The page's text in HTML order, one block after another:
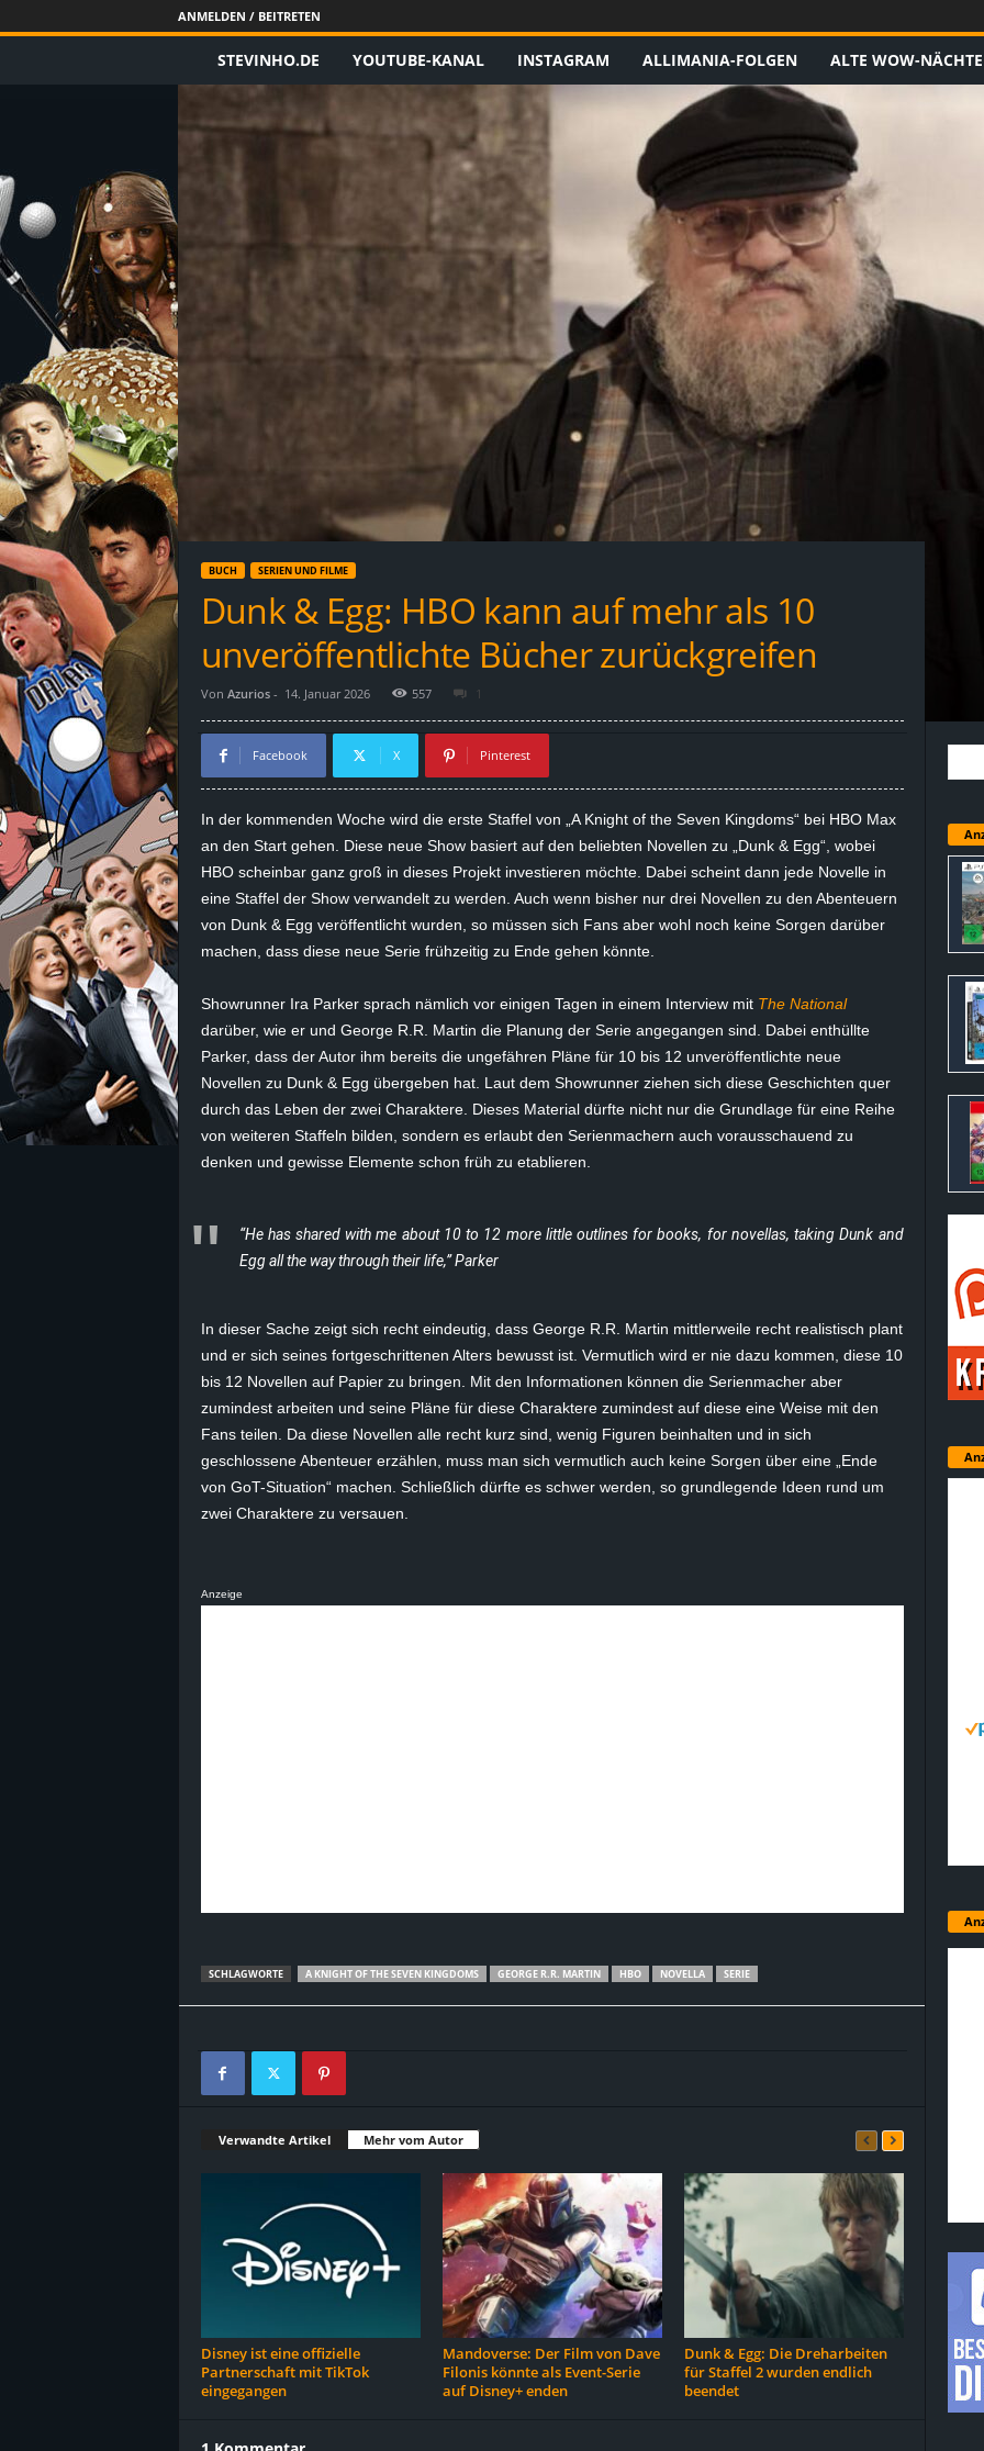
ANMELDEN / BEITRETEN
e
i
n
s
g
z
e
c
t
e
r
B
o
STEVINHO.DE YOUTUBE-KANAL INSTAGRAM ALLIMANIA-FOLGEN ALTE WOW-NÄCHTE
BUCH SERIEN UND FILME
Dunk & Egg: HBO kann auf mehr als 10
unveröffentlichte Bücher zurückgreifen
Von Azurios- 14. Januar 2026 557 1
Facebook X Pinterest
In der kommenden Woche wird die erste Staffel von „A Knight of the Seven Kingdoms“ bei HBO Max
an den Start gehen. Diese neue Show basiert auf den beliebten Novellen zu „Dunk & Egg“, wobei
HBO scheinbar ganz groß in dieses Projekt investieren möchte. Dabei scheint dann jede Novelle in
eine Staffel der Show verwandelt zu werden. Auch wenn bisher nur drei Novellen zu den Abenteuern
von Dunk & Egg veröffentlicht wurden, so müssen sich Fans aber wohl noch keine Sorgen darüber
machen, dass diese neue Serie frühzeitig zu Ende gehen könnte.
Showrunner Ira Parker sprach nämlich vor einigen Tagen in einem Interview mit The National
darüber, wie er und George R.R. Martin die Planung der Serie angegangen sind. Dabei enthüllte
Parker, dass der Autor ihm bereits die ungefähren Pläne für 10 bis 12 unveröffentlichte neue
Novellen zu Dunk & Egg übergeben hat. Laut dem Showrunner ziehen sich diese Geschichten quer
durch das Leben der zwei Charaktere. Dieses Material dürfte nicht nur die Grundlage für eine Reihe
von weiteren Staffeln bilden, sondern es erlaubt den Serienmachern auch vorausschauend zu
denken und gewisse Elemente schon früh zu etablieren.
“He has shared with me about 10 to 12 more little outlines for books, for novellas, taking Dunk and
Egg all the way through their life,” Parker
In dieser Sache zeigt sich recht eindeutig, dass George R.R. Martin mittlerweile recht realistisch plant
und er sich seines fortgeschrittenen Alters bewusst ist. Vermutlich wird er nie dazu kommen, diese 10
bis 12 Novellen auf Papier zu bringen. Mit den Informationen können die Serienmacher aber
zumindest arbeiten und seine Pläne für diese Charaktere zumindest auf diese eine Weise mit den
Fans teilen. Da diese Novellen alle recht kurz sind, wenig Figuren beinhalten und in sich
geschlossene Abenteuer erzählen, muss man sich vermutlich auch keine Sorgen über eine „Ende
von GoT-Situation“ machen. Schließlich dürfte es schwer werden, so grundlegende Ideen rund um
zwei Charaktere zu versauen.
Anzeige
SCHLAGWORTE A KNIGHT OF THE SEVEN KINGDOMS GEORGE R.R. MARTIN HBO NOVELLA SERIE
Verwandte Artikel Mehr vom Autor
Disney ist eine offizielle
Partnerschaft mit TikTok
eingegangen
Mandoverse: Der Film von Dave
Filonis könnte als Event-Serie
auf Disney+ enden
Dunk & Egg: Die Dreharbeiten
für Staffel 2 wurden endlich
beendet